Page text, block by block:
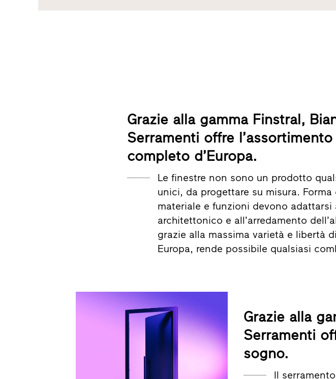
Grazie alla gamma Finstral,
Serramenti offre
completo d’Europa.
Le finestre non sono un prodotto
unici, da progettare su misura.
materiale e funzioni devono adattarsi
architettonico e all’arredamento
grazie alla massima varietà e libertà
Europa, rende possibile qualsiasi
Grazie alla
Serramenti
sogno.
Il